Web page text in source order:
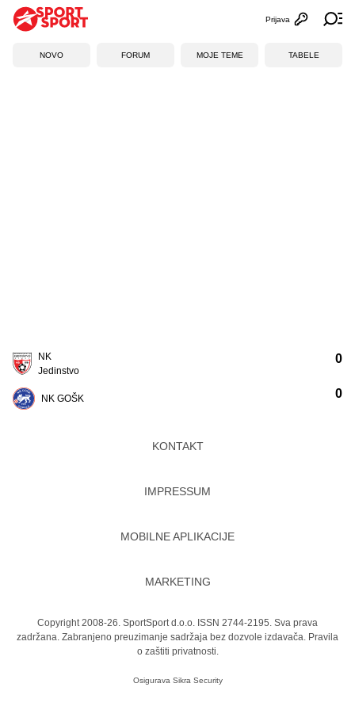
Otvori
Prijava
NOVO FORUM MOJE TEME TABELE
NK
Jedinstvo
NK GOŠK
0
0
KONTAKT
IMPRESSUM
MOBILNE APLIKACIJE
MARKETING
Copyright 2008-26. SportSport d.o.o. ISSN 2744-2195. Sva prava
zadržana. Zabranjeno preuzimanje sadržaja bez dozvole izdavača. Pravila
o zaštiti privatnosti.
Osigurava Sikra Security